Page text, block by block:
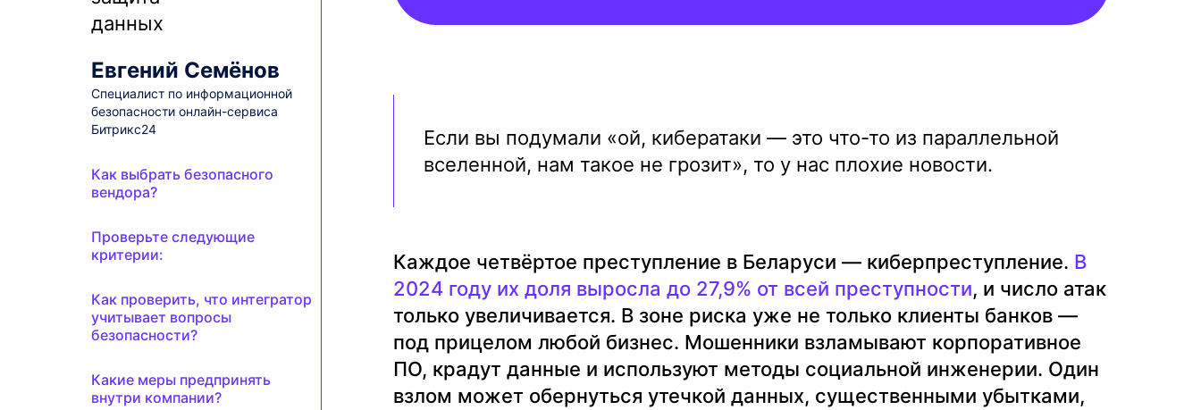
Евгений Семёнов
Специалист по информационной
безопасности онлайн-сервиса
Битрикс24
Как выбрать безопасного
вендора?
Проверьте следующие
критерии:
Как проверить, что интегратор
учитывает вопросы
безопасности?
Какие меры предпринять
внутри компании?
Если вы подумали «ой, кибератаки — это что-то из параллельной
вселенной, нам такое не грозит», то у нас плохие новости.
Каждое четвёртое преступление в Беларуси — киберпреступление. В
2024 году их доля выросла до 27,9% от всей преступности, и число атак
только увеличивается. В зоне риска уже не только клиенты банков —
под прицелом любой бизнес. Мошенники взламывают корпоративное
ПО, крадут данные и используют методы социальной инженерии. Один
взлом может обернуться утечкой данных, существенными убытками,